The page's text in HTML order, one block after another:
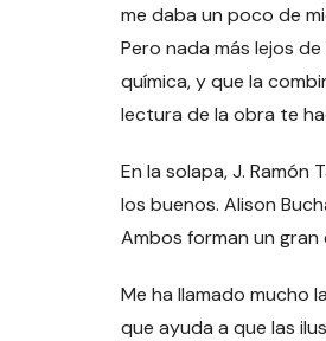
me daba un poco de
Pero nada más lejos
química, y que la
lectura de la obra te
En la solapa, J. Ramón
los buenos. Alison
Ambos forman un
Me ha llamado mucho
que ayuda a que las